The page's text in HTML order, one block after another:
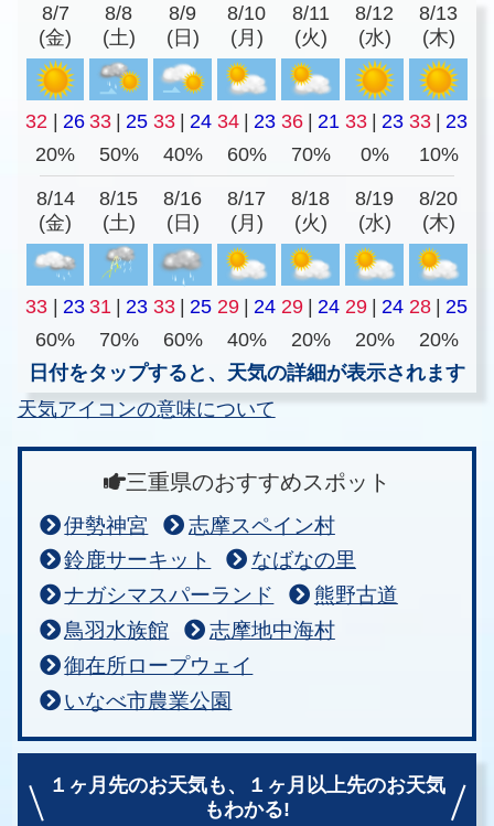
8/7
(金)
8/8
(土)
8/9
(日)
8/10
(月)
8/11
(火)
8/12
(水)
8/13
(木)
32 | 26 33 | 25 33 | 24 34 | 23 36 | 21 33 | 23 33 | 23
20%
50% 40% 60% 70% 0% 10%
8/14
(金)
8/15
(土)
8/16
(日)
8/17
(月)
8/18
(火)
8/19
(水)
8/20
(木)
33 | 23 31 | 23 33 | 25 29 | 24 29 | 24 29 | 24 28 | 25
60%
70% 60% 40% 20% 20%
20%
日付をタップすると、天気の詳細が表示されます
天気アイコンの意味について
三重県のおすすめスポット
伊勢神宮
志摩スペイン村
鈴鹿サーキット
なばなの里
ナガシマスパーランド
熊野古道
鳥羽水族館
志摩地中海村
御在所ロープウェイ
いなべ市農業公園
１ヶ月先のお天気も、
１ヶ月以上先のお天気
もわかる!